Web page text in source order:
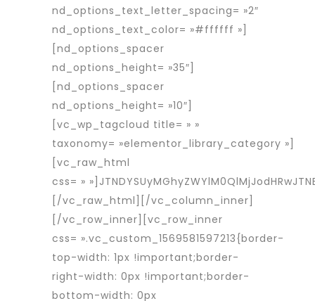
nd_options_text_letter_spacing= »2″
nd_options_text_color= »#ffffff »]
[nd_options_spacer
nd_options_height= »35″]
[nd_options_spacer
nd_options_height= »10″]
[vc_wp_tagcloud title= » »
taxonomy= »elementor_library_category »]
[vc_raw_html
css= »
[/vc_raw_html][/vc_column_inner]
[/vc_row_inner][vc_row_inner
css= ».vc_custom_1569581597213{border-
top-width: 1px !important;border-
right-width: 0px !important;border-
bottom-width: 0px